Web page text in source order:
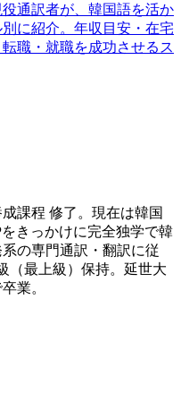
通訳者が、韓国語を活か
に紹介。年収目安・在宅
職・就職を成功させるス
課程 修了。現在は韓国
きっかけに完全独学で韓
の専門通訳・翻訳に従
（最上級）保持。延世大
業。